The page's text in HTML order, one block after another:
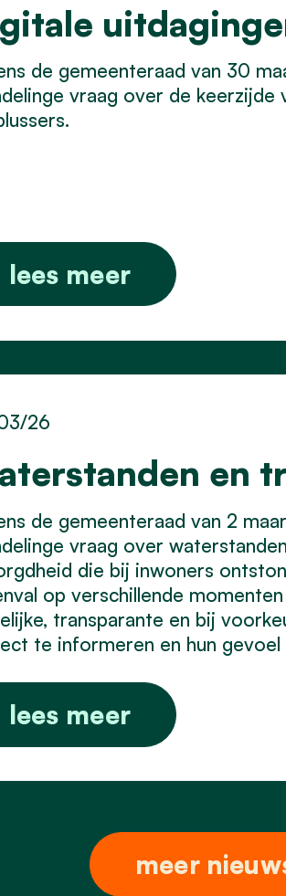
de gemeenteraad van 30
vraag over de
lees meer
en
26
de gemeenteraad van 2
vraag over
die bij inwoners
op verschillende
transparante en bij
te informeren en hun
lees meer
meer